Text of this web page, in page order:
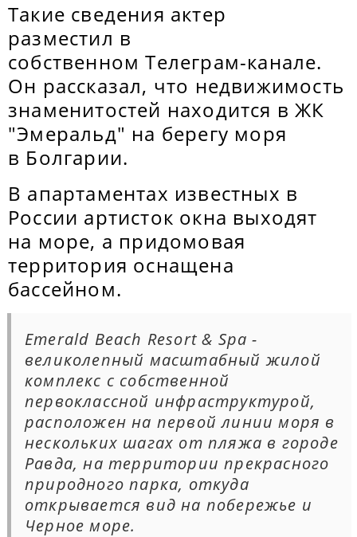
Такие сведения актер
разместил в
собственном Телеграм-канале.
Он рассказал, что недвижимость
знаменитостей находится в ЖК
"Эмеральд" на берегу моря
в Болгарии.
В апартаментах известных в
России артисток окна выходят
на море, а придомовая
территория оснащена
бассейном.
Emerald Beach Resort & Spa -
великолепный масштабный жилой
комплекс с собственной
первоклассной инфраструктурой,
расположен на первой линии моря в
нескольких шагах от пляжа в городе
Равда, на территории прекрасного
природного парка, откуда
открывается вид на побережье и
Черное море.